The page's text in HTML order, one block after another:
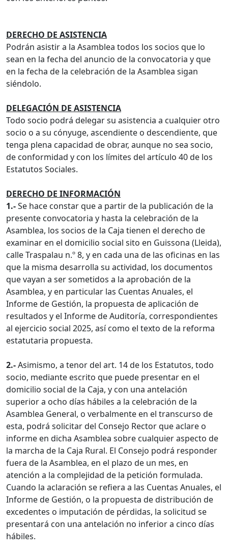
DERECHO DE ASISTENCIA
Podrán asistir a la Asamblea todos los socios que lo
sean en la fecha del anuncio de la convocatoria y que
en la fecha de la celebración de la Asamblea sigan
siéndolo.
DELEGACIÓN DE ASISTENCIA
Todo socio podrá delegar su asistencia a cualquier otro
socio o a su cónyuge, ascendiente o descendiente, que
tenga plena capacidad de obrar, aunque no sea socio,
de conformidad y con los límites del artículo 40 de los
Estatutos Sociales.
DERECHO DE INFORMACIÓN
1.-Se hace constar que a partir de la publicación de la
presente convocatoria y hasta la celebración de la
Asamblea, los socios de la Caja tienen el derecho de
examinar en el domicilio social sito en Guissona (Lleida),
calle Traspalau n.º 8, y en cada una de las oficinas en las
que la misma desarrolla su actividad, los documentos
que vayan a ser sometidos a la aprobación de la
Asamblea, y en particular las Cuentas Anuales, el
Informe de Gestión, la propuesta de aplicación de
resultados y el Informe de Auditoría, correspondientes
al ejercicio social 2025, así como el texto de la reforma
estatutaria propuesta.
2.-Asimismo, a tenor del art. 14 de los Estatutos, todo
socio, mediante escrito que puede presentar en el
domicilio social de la Caja, y con una antelación
superior a ocho días hábiles a la celebración de la
Asamblea General, o verbalmente en el transcurso de
esta, podrá solicitar del Consejo Rector que aclare o
informe en dicha Asamblea sobre cualquier aspecto de
la marcha de la Caja Rural. El Consejo podrá responder
fuera de la Asamblea, en el plazo de un mes, en
atención a la complejidad de la petición formulada.
Cuando la aclaración se refiera a las Cuentas Anuales, el
Informe de Gestión, o la propuesta de distribución de
excedentes o imputación de pérdidas, la solicitud se
presentará con una antelación no inferior a cinco días
hábiles.